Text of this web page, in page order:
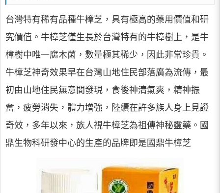
台灣特有稀有品種牛樟芝，具有極高的藥用價值和研
究價值。牛樟芝僅生長於台灣特有的牛樟樹上，是牛
樟樹中唯一腐木菌，數量極其稀少，因此非常珍貴。
牛樟芝神奇效果早在台灣山地住民部落廣為流傳，最
初由山地住民無意間發現，食後神清氣爽，精神振
奮，疲勞消失，體力增強，陸續在許多族人身上見證
奇效，多年以來，族人視牛樟芝為祖傳神秘靈藥。國
鼎生物科研發中心的生產的品牌即是國鼎牛樟芝